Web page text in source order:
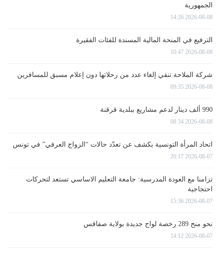
الجمهورية
2026-08-08 14:26
الترفيع في المنحة المالية المسندة للفئات الفقيرة
2026-08-08 10:47
شركة الملاحة تنفي إلغاء عدد من رحلاتها دون إعلام مسبق للمسافرين
2026-08-08 09:35
990 ألف دينار لدعم مشاريع ببلدية قرقنة
2026-08-08 08:34
اتحاد المرأة التونسية يكشف عن تعدّد حالات “الزواج العرفي” في تونس
2026-08-07 20:17
تزامنا مع العودة المدرسية: جامعة التعليم الاساسي تستعد لتحركات
احتجاجية
2026-08-07 15:36
نحو منح 289 رخصة لواج جديدة بولاية صفاقس
2026-08-07 14:12